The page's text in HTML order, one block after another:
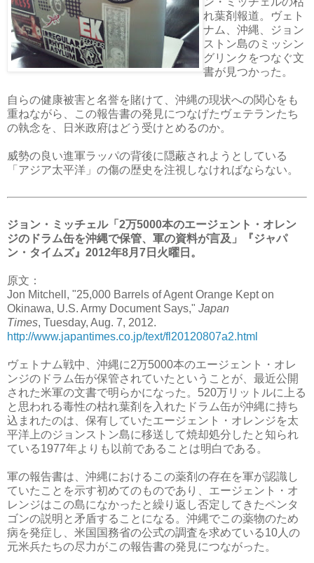
れ葉剤報道。ヴェト
ナム、沖縄、ジョン
ストン島のミッシン
グリンクをつなぐ文
書が見つかった。
自らの健康被害と名誉を賭けて、沖縄の現状への関心をも
重ねながら、この報告書の発見につなげたヴェテランたち
の執念を、日米政府はどう受けとめるのか。
威勢の良い進軍ラッパの背後に隠蔽されようとしている
「アジア太平洋」の傷の歴史を注視しなければならない。
ジョン・ミッチェル「2万5000本のエージェント・オレン
ジのドラム缶を沖縄で保管、軍の資料が言及」『ジャパ
ン・タイムズ』2012年8月7日火曜日。
原文：
Jon Mitchell, "25,000 Barrels of Agent Orange Kept on
Okinawa, U.S. Army Document Says," Japan
Times, Tuesday, Aug. 7, 2012.
http://www.japantimes.co.jp/text/fl20120807a2.html
ヴェトナム戦中、沖縄に2万5000本のエージェント・オレ
ンジのドラム缶が保管されていたということが、最近公開
された米軍の文書で明らかになった。520万リットルに上る
と思われる毒性の枯れ葉剤を入れたドラム缶が沖縄に持ち
込まれたのは、保有していたエージェント・オレンジを太
平洋上のジョンストン島に移送して焼却処分したと知られ
ている1977年よりも以前であることは明白である。
軍の報告書は、沖縄におけるこの薬剤の存在を軍が認識し
ていたことを示す初めてのものであり、エージェント・オ
レンジはこの島になかったと繰り返し否定してきたペンタ
ゴンの説明と矛盾することになる。沖縄でこの薬物のため
病を発症し、米国国務省の公式の調査を求めている10人の
元米兵たちの尽力がこの報告書の発見につながった。